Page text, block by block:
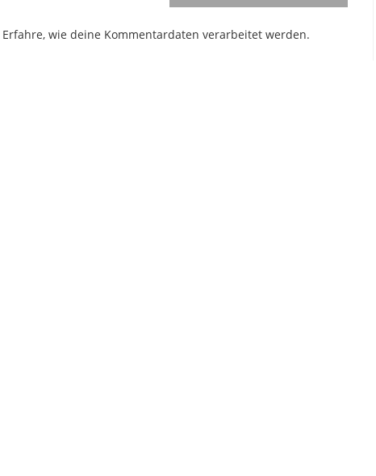
Erfahre, wie deine Kommentardaten verarbeitet werden.